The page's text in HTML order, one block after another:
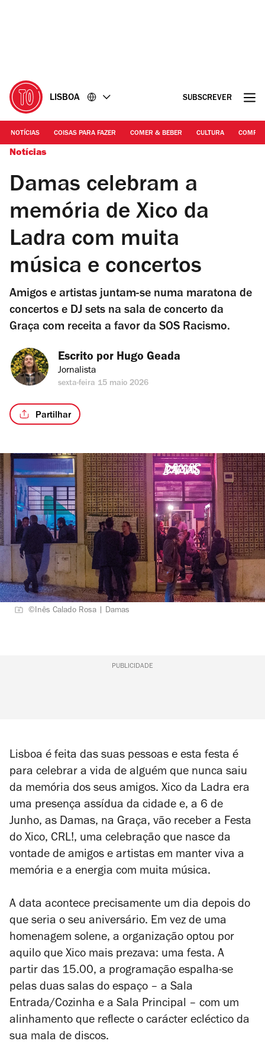
LISBOA SUBSCREVER
NOTÍCIAS COISAS PARA FAZER COMER & BEBER CULTURA
Notícias
Damas celebram a
memória de Xico da
Ladra com muita
música e concertos
Amigos e artistas juntam-se numa maratona de
concertos e DJ sets na sala de concerto da
Graça com receita a favor da SOS Racismo.
Escrito por Hugo Geada
Jornalista
sexta-feira 15 maio 2026
Partilhar
©Inês Calado Rosa | Damas
PUBLICIDADE
Lisboa é feita das suas pessoas e esta festa é
para celebrar a vida de alguém que nunca saiu
da memória dos seus amigos. Xico da Ladra era
uma presença assídua da cidade e, a 6 de
Junho, as Damas, na Graça, vão receber a Festa
do Xico, CRL!, uma celebração que nasce da
vontade de amigos e artistas em manter viva a
memória e a energia com muita música.
A data acontece precisamente um dia depois do
que seria o seu aniversário. Em vez de uma
homenagem solene, a organização optou por
aquilo que Xico mais prezava: uma festa. A
partir das 15.00, a programação espalha-se
pelas duas salas do espaço – a Sala
Entrada/Cozinha e a Sala Principal – com um
alinhamento que reflecte o carácter ecléctico da
sua mala de discos.